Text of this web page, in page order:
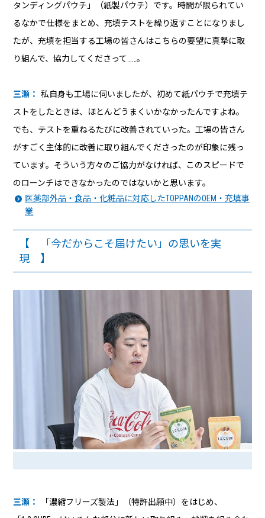
タンディングパウチ」（紙製パウチ）です。時間が限られてい
るなかで仕様をまとめ、充填テストを繰り返すことになりまし
たが、充填を担当する工場の皆さんはこちらの要望に真摯に取
り組んで、協力してくださって……。
三瀬：
私自身も工場に伺いましたが、初めて紙パウチで充填テ
ストをしたときは、ほとんどうまくいかなかったんですよね。
でも、テストを重ねるたびに改善されていった。工場の皆さん
がすごく主体的に改善に取り組んでくださったのが印象に残っ
ています。そういう方々のご協力がなければ、このスピードで
のローンチはできなかったのではないかと思います。
医薬部外品・食品・化粧品に対応したTOPPANのOEM・充填事
業
【 「今だからこそ届けたい」の思いを実
現 】
三瀬：
「濃縮フリーズ製法」（特許出願中）をはじめ、